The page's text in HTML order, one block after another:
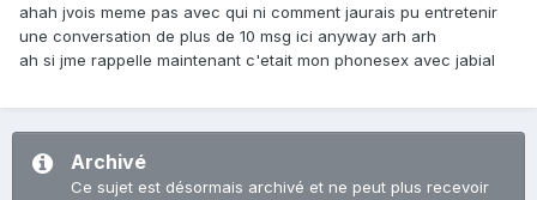
ahah jvois meme pas avec qui ni comment jaurais pu entretenir
une conversation de plus de 10 msg ici anyway arh arh
ah si jme rappelle maintenant c'etait mon phonesex avec jabial
Archivé
Ce sujet est désormais archivé et ne peut plus recevoir